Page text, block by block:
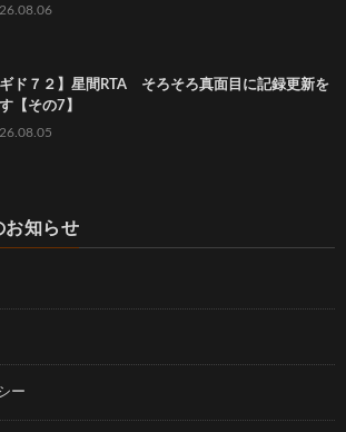
ギド７２】星間RTA そろそろ真面目に記録更新を
【その7】
お知らせ
ー